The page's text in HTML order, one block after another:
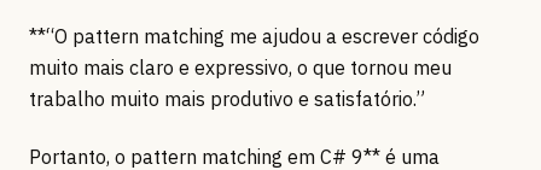
**“O pattern matching me ajudou a escrever código
muito mais claro e expressivo, o que tornou meu
trabalho muito mais produtivo e satisfatório.”
Portanto, o pattern matching em C# 9** é uma